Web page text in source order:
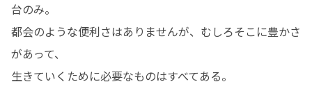
台のみ。
都会のような便利さはありませんが、むしろそこに豊かさ
があって、
生きていくために必要なものはすべてある。